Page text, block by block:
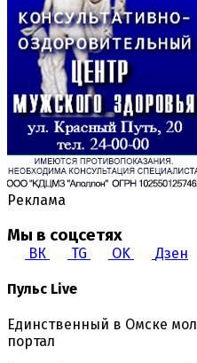
Реклама
Мы в соцсетях
ВК TG OK Дзен
Пульс Live
Единственный в Омске
портал